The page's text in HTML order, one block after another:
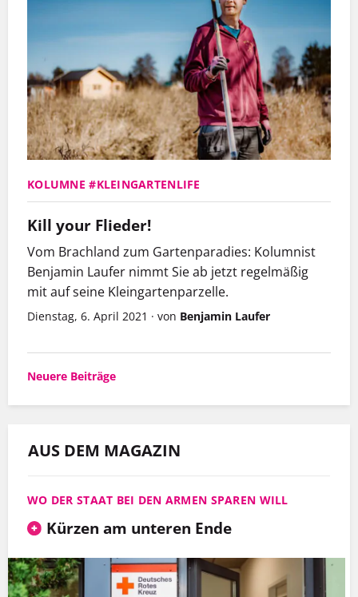
KOLUMNE #KLEINGARTENLIFE
Kill your Flieder!
Vom Brachland zum Gartenparadies: Kolumnist
Benjamin Laufer nimmt Sie ab jetzt regelmäßig
mit auf seine Kleingartenparzelle.
Dienstag, 6. April 2021 · von Benjamin Laufer
Beitragsnavigation
Neuere Beiträge
AUS DEM MAGAZIN
WO DER STAAT BEI DEN ARMEN SPAREN WILL
Kürzen am unteren Ende